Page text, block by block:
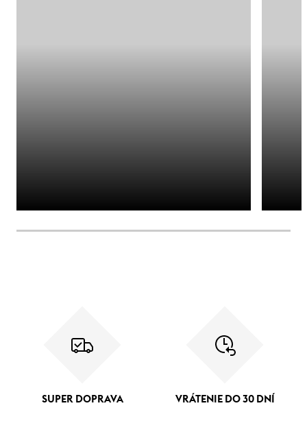
SUPER DOPRAVA VRÁTENIE DO 30 DNÍ